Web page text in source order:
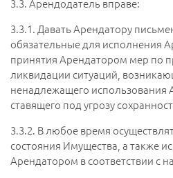
3.3.Арендодатель вправе:
3.3.1. Давать Арендатору
обязательные для исполнения
принятия Арендатором мер по
ликвидации ситуаций,
ненадлежащего использования
ставящего под угрозу
3.3.2. В любое время
состояния Имущества, а также
Арендатором в соответствии с